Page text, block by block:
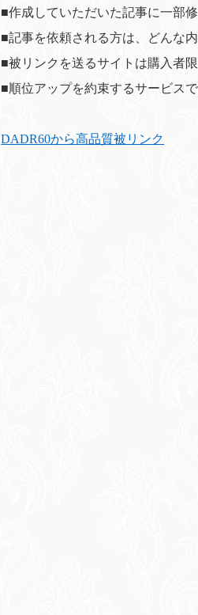
■作成していただいた記事に一部
■記事を依頼される方は、どんな
■被リンクを送るサイトは購入者限
■順位アップを約束するサービス
DADR60から高品質被リンク